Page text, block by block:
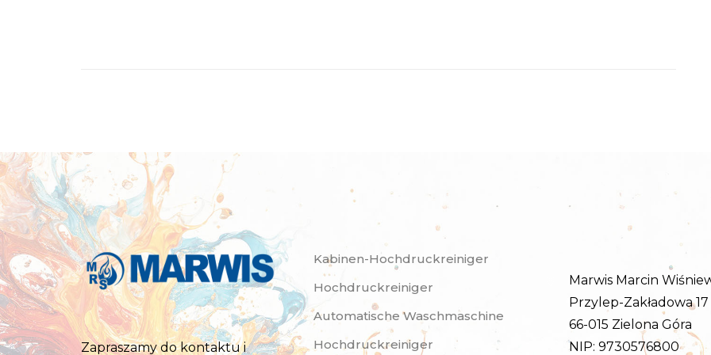
Zapraszamy do kontaktu i
Kabinen-Hochdruckreiniger
Hochdruckreiniger
Automatische Waschmaschine
Hochdruckreiniger
Marwis Marcin
Przylep-Zakładowa 17
66-015 Zielona Góra
NIP: 9730576800